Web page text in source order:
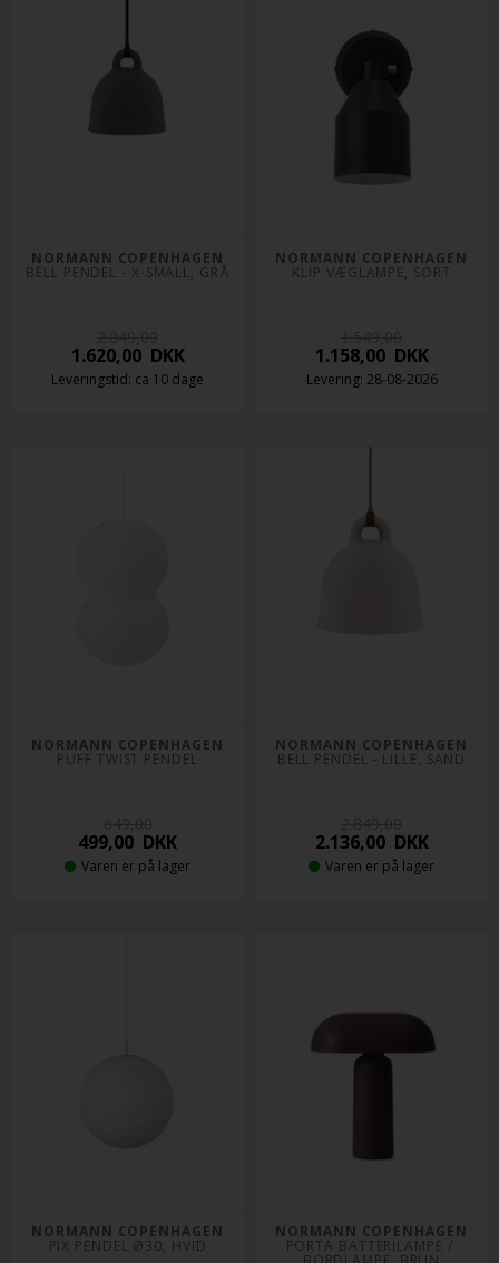
NORMANN COPENHAGEN
BELL PENDEL - X-SMALL, GRÅ
1.620,00DKK
Leveringstid: ca 10 dage
NORMANN COPENHAGEN
KLIP VÆGLAMPE, SORT
1.158,00DKK
Levering: 28-08-2026
NORMANN COPENHAGEN
PUFF TWIST PENDEL
499,00 DKK
Varen er på lager
NORMANN COPENHAGEN
BELL PENDEL - LILLE, SAND
2.136,00DKK
Varen er på lager
NORMANN COPENHAGEN
PIX PENDEL Ø30, HVID
NORMANN COPENHAGEN
PORTA BATTERILAMPE /